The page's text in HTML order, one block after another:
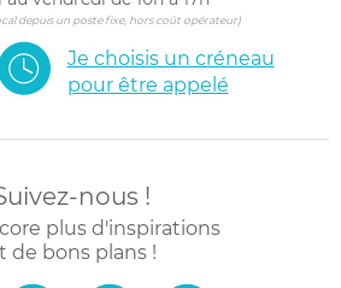
depuis un poste fixe, hors coût opérateur)
Je choisis un créneau
pour être appelé
nous !
plus d'inspirations
de bons plans !